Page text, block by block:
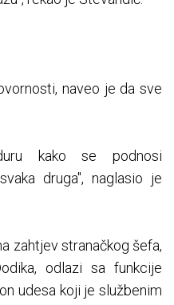
naveo je da sve
kako se podnosi
druga", naglasio je
zahtjev stranačkog šefa,
odlazi sa funkcije
udesa koji je službenim